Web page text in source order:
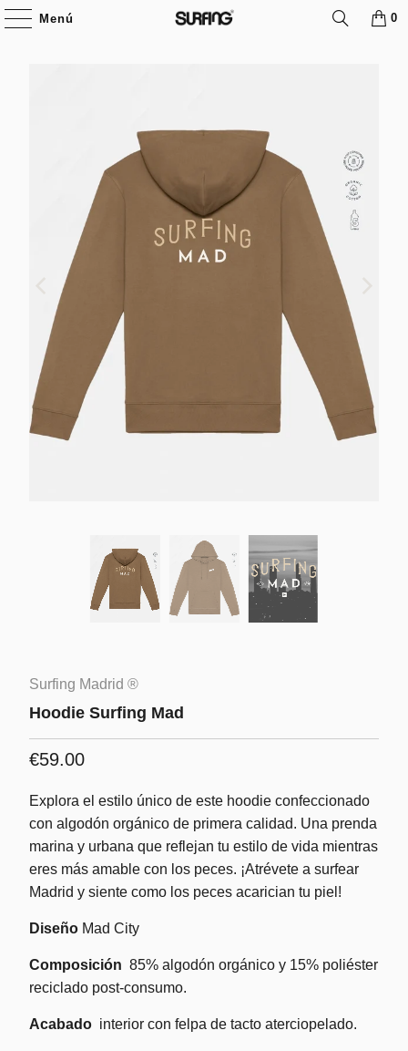
Menú 0
Surfing Madrid ®
Hoodie Surfing Mad
€59.00
Explora el estilo único de este hoodie confeccionado
con algodón orgánico de primera calidad. Una prenda
marina y urbana que reflejan tu estilo de vida mientras
eres más amable con los peces. ¡Atrévete a surfear
Madrid y siente como los peces acarician tu piel!
DiseñoMad City
Composición 85% algodón orgánico y 15% poliéster
reciclado post-consumo.
Acabado interior con felpa de tacto aterciopelado.